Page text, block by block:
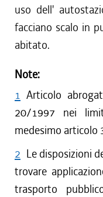
uso dell'
facciano scalo in
abitato.
Note:
1 Articolo
20/1997 nei
medesimo articolo
2 Le disposizioni
trovare
trasporto